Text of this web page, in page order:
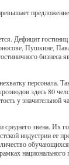
Дефицит
Пушкине,
бизнеса
здесь 80
у значительной
среднего звена. Их
индустрии ее